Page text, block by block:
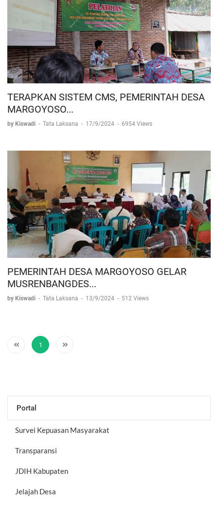
TERAPKAN SISTEM CMS, PEMERINTAH DESA
MARGOYOSO...
by Kiswadi - Tata Laksana - 17/9/2024 - 6954 Views
PEMERINTAH DESA MARGOYOSO GELAR
MUSRENBANGDES...
by Kiswadi - Tata Laksana - 13/9/2024 - 512 Views
1
Portal
Survei Kepuasan Masyarakat
Transparansi
JDIH Kabupaten
Jelajah Desa